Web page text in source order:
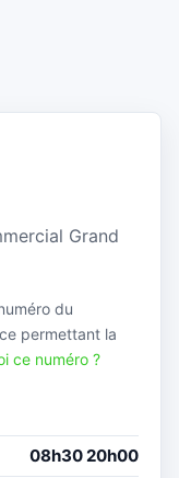
Grand
du
permettant la
ce numéro ?
08h30 20h00